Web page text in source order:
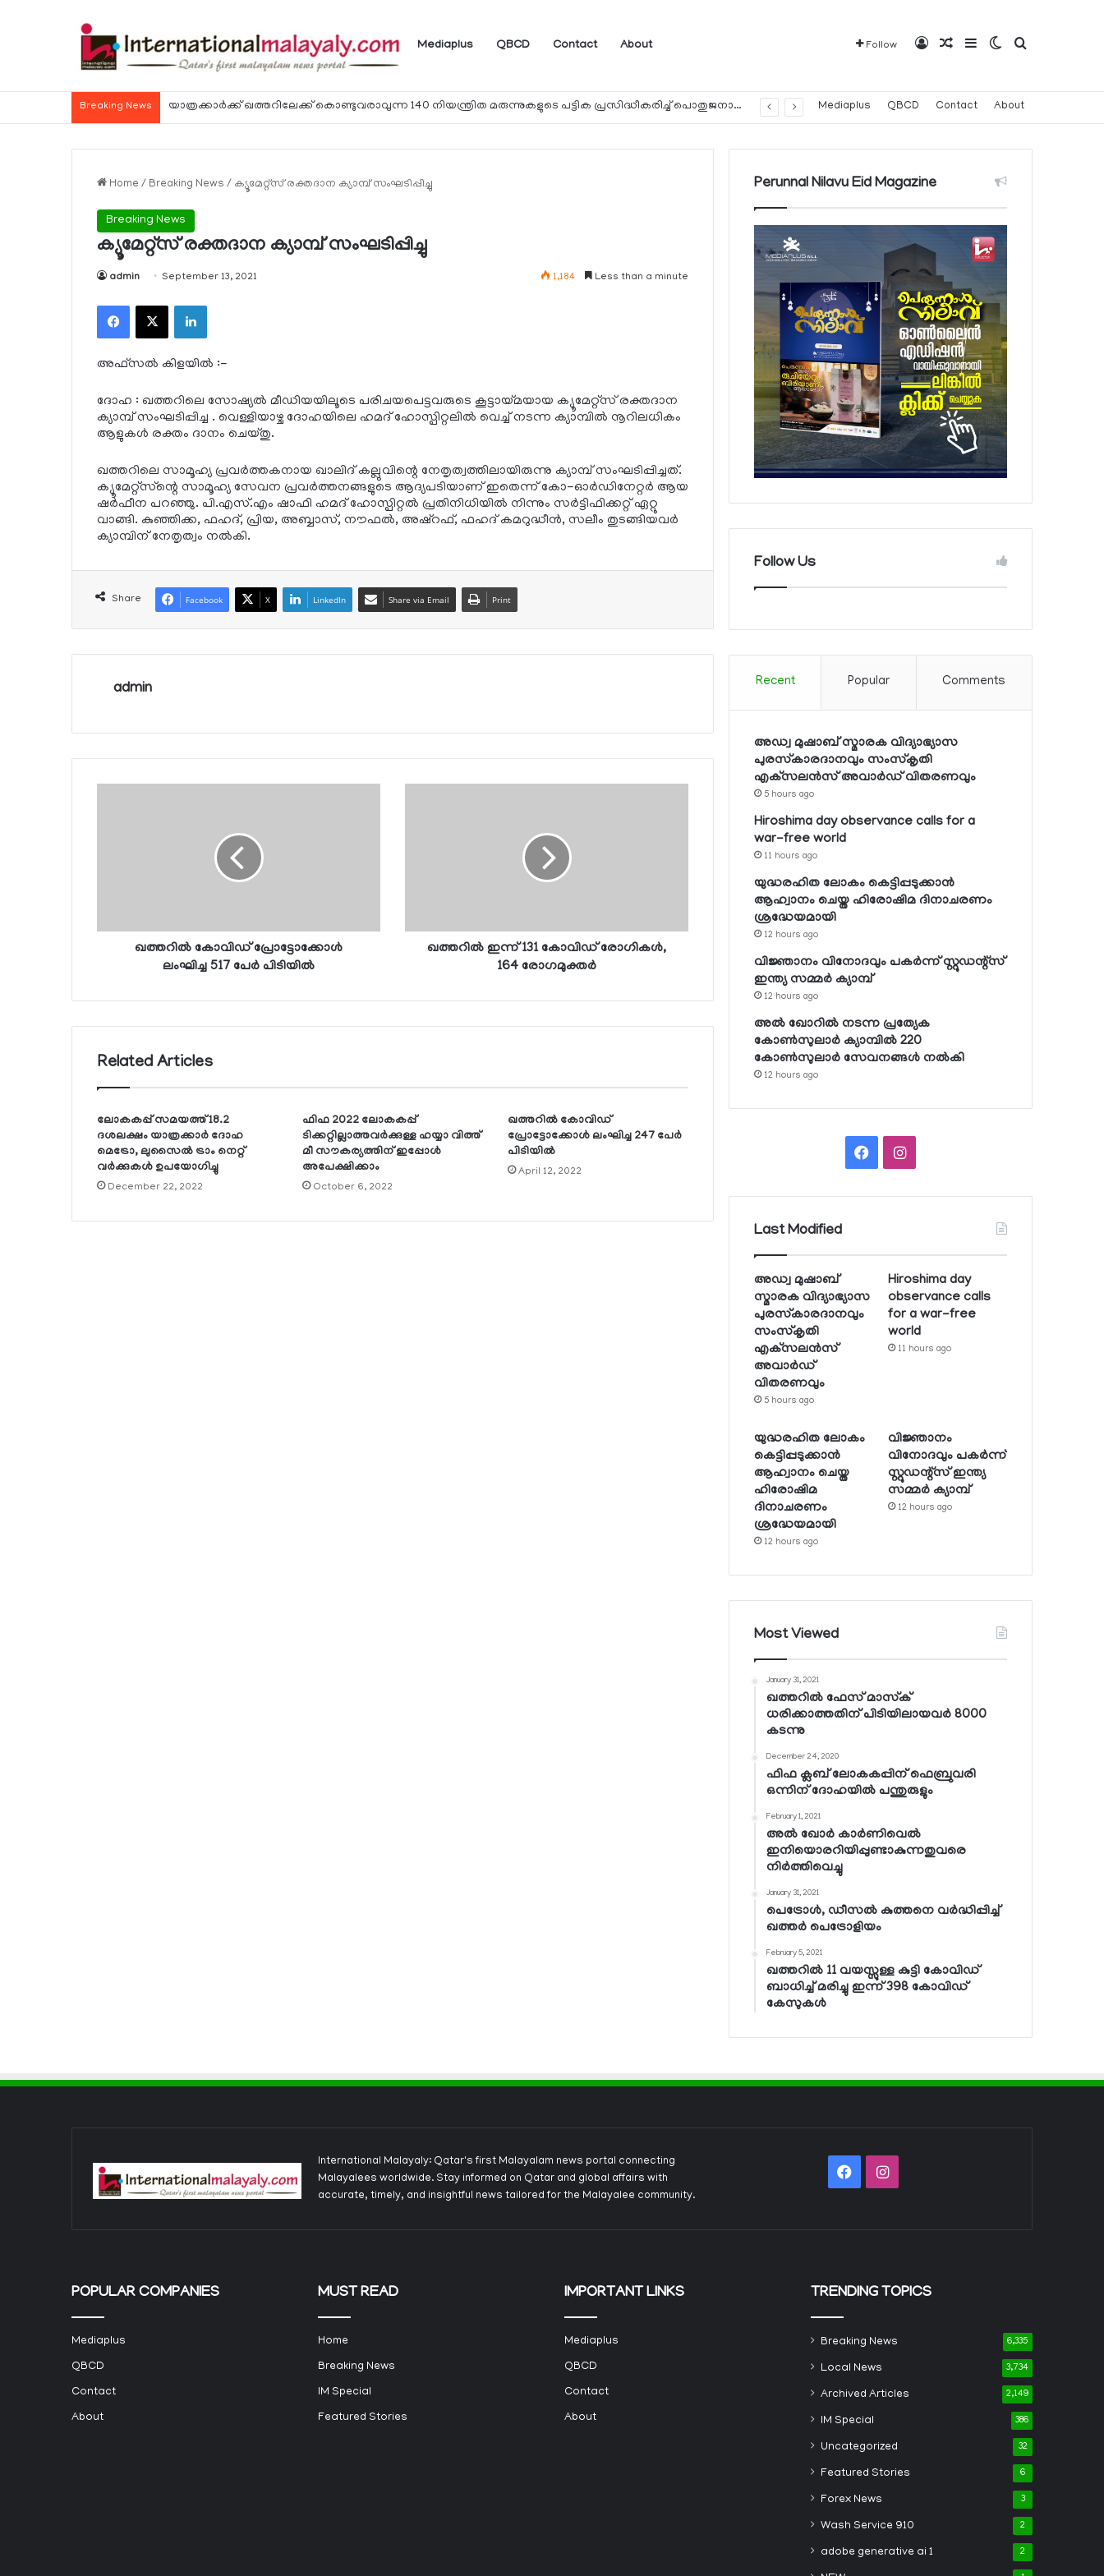
Mediaplus QBCD Contact About Follow Log InRandom Article
SidebarSwitch skin
Search for
Breaking News യാത്രക്കാര്‍ക്ക് ഖത്തറിലേക്ക് കൊണ്ടുവരാവുന്ന 140 നിയന്ത്രിത മരുന്നുകളുടെ പട്ടിക പ്രസിദ്ധീകരിച്ച് പൊതുജനാരോഗ്യ മന്ത്രാലയം Mediaplus QBCD Contact About
Home / Breaking News / ക്യൂമേറ്റ്‌സ് രക്തദാന ക്യാമ്പ് സംഘടിപ്പിച്ചു
Breaking News
ക്യൂമേറ്റ്‌സ് രക്തദാന ക്യാമ്പ് സംഘടിപ്പിച്ചു
admin September 13, 2021 1,184 Less than a minute
Facebook
X LinkedIn
അഫ്‌സല്‍ കിളയില്‍ :-
ദോഹ : ഖത്തറിലെ സോഷ്യല്‍ മീഡിയയിലൂടെ പരിചയപെട്ടവരുടെ കൂട്ടായ്മയായ ക്യൂമേറ്റ്‌സ് രക്തദാന
ക്യാമ്പ് സംഘടിപ്പിച്ച . വെള്ളിയാഴ്ച ദോഹയിലെ ഹമദ് ഹോസ്പിറ്റലില്‍ വെച്ച് നടന്ന ക്യാമ്പില്‍ നൂറിലധികം
ആളുകള്‍ രക്തം ദാനം ചെയ്തു.
ഖത്തറിലെ സാമൂഹ്യ പ്രവര്‍ത്തകനായ ഖാലിദ് കല്ലുവിന്റെ നേതൃത്വത്തിലായിരുന്നു ക്യാമ്പ് സംഘടിപ്പിച്ചത്.
ക്യൂമേറ്റ്‌സ്‌ന്റെ സാമൂഹ്യ സേവന പ്രവര്‍ത്തനങ്ങളുടെ ആദ്യപടിയാണ് ഇതെന്ന് കോ-ഓര്‍ഡിനേറ്റര്‍ ആയ
ഷര്‍ഫീന പറഞ്ഞു. പി.എസ്.എം ഷാഫി ഹമദ് ഹോസ്പിറ്റല്‍ പ്രതിനിധിയില്‍ നിന്നും സര്‍ട്ടിഫിക്കറ്റ് ഏറ്റു
വാങ്ങി. കുഞ്ഞിക്ക, ഫഹദ്, പ്രിയ, അബ്ബാസ്, നൗഫല്‍, അഷ്റഫ്, ഫഹദ് കമറുദ്ധീന്‍, സലീം തുടങ്ങിയവര്‍
ക്യാമ്പിന് നേതൃത്വം നല്‍കി.
Share Facebook X LinkedIn Share via Email Print
admin
ഖത്തറില്‍ കോവിഡ് പ്രോട്ടോക്കോള്‍
ലംഘിച്ച 517 പേര്‍ പിടിയില്‍
ഖത്തറില്‍ ഇന്ന് 131 കോവിഡ് രോഗികള്‍,
164 രോഗമുക്തര്‍
Related Articles
ലോകകപ്പ് സമയത്ത് 18.2
ദശലക്ഷം യാത്രക്കാര്‍ ദോഹ
മെട്രോ, ലുസൈല്‍ ട്രാം നെറ്റ്
വര്‍ക്കുകള്‍ ഉപയോഗിച്ചു
December 22, 2022
ഫിഫ 2022 ലോകകപ്പ്
ടിക്കറ്റില്ലാത്തവര്‍ക്കുള്ള ഹയ്യാ വിത്ത്
മീ സൗകര്യത്തിന് ഇപ്പോള്‍
അപേക്ഷിക്കാം
October 6, 2022
ഖത്തറില്‍ കോവിഡ്
പ്രോട്ടോക്കോള്‍ ലംഘിച്ച 247 പേര്‍
പിടിയില്‍
April 12, 2022
Perunnal Nilavu Eid Magazine
Follow Us
Recent Popular Comments
അഡ്വ മുഷാബ് സ്മാരക വിദ്യാഭ്യാസ
പുരസ്‌കാരദാനവും സംസ്‌കൃതി
എക്‌സലന്‍സ് അവാര്‍ഡ് വിതരണവും
5 hours ago
Hiroshima day observance calls for a
war-free world
11 hours ago
യുദ്ധരഹിത ലോകം കെട്ടിപ്പടുക്കാന്‍
ആഹ്വാനം ചെയ്ത ഹിരോഷിമ ദിനാചരണം
ശ്രദ്ധേയമായി
12 hours ago
വിജ്ഞാനം വിനോദവും പകര്‍ന്ന് സ്റ്റുഡന്റ്‌സ്
ഇന്ത്യ സമ്മര്‍ ക്യാമ്പ്
12 hours ago
അല്‍ ഖോറില്‍ നടന്ന പ്രത്യേക
കോണ്‍സുലാര്‍ ക്യാമ്പില്‍ 220
കോണ്‍സുലാര്‍ സേവനങ്ങള്‍ നല്‍കി
12 hours ago
FacebookInstagram
Last Modified
അഡ്വ മുഷാബ്
സ്മാരക വിദ്യാഭ്യാസ
പുരസ്‌കാരദാനവും
സംസ്‌കൃതി
എക്‌സലന്‍സ്
അവാര്‍ഡ്
വിതരണവും
5 hours ago
Hiroshima day
observance calls
for a war-free
world
11 hours ago
യുദ്ധരഹിത ലോകം
കെട്ടിപ്പടുക്കാന്‍
ആഹ്വാനം ചെയ്ത
ഹിരോഷിമ
ദിനാചരണം
ശ്രദ്ധേയമായി
12 hours ago
വിജ്ഞാനം
വിനോദവും പകര്‍ന്ന്
സ്റ്റുഡന്റ്‌സ് ഇന്ത്യ
സമ്മര്‍ ക്യാമ്പ്
12 hours ago
Most Viewed
January 31, 2021
ഖത്തറില്‍ ഫേസ് മാസ്‌ക്
ധരിക്കാത്തതിന് പിടിയിലായവര്‍ 8000
കടന്നു
December 24, 2020
ഫിഫ ക്ലബ് ലോകകപ്പിന് ഫെബ്രുവരി
ഒന്നിന് ദോഹയില്‍ പന്തുരുളും
February 1, 2021
അല്‍ ഖോര്‍ കാര്‍ണിവെല്‍
ഇനിയൊരറിയിപ്പുണ്ടാകുന്നതുവരെ
നിര്‍ത്തിവെച്ചു
January 31, 2021
പെട്രോള്‍, ഡീസല്‍ കുത്തനെ വര്‍ദ്ധിപ്പിച്ച്
ഖത്തര്‍ പെട്രോളിയം
February 5, 2021
ഖത്തറില്‍ 11 വയസ്സുള്ള കുട്ടി കോവിഡ്
ബാധിച്ച് മരിച്ചു ഇന്ന് 398 കോവിഡ്
കേസുകള്‍
International Malayaly: Qatar's first Malayalam news portal connecting
Malayalees worldwide. Stay informed on Qatar and global affairs with
accurate, timely, and insightful news tailored for the Malayalee community.
FacebookInstagram
POPULAR COMPANIES
Mediaplus
QBCD
Contact
About
MUST READ
Home
Breaking News
IM Special
Featured Stories
IMPORTANT LINKS
Mediaplus
QBCD
Contact
About
TRENDING TOPICS
Breaking News 6,335
Local News 3,734
Archived Articles 2,149
IM Special 386
Uncategorized 32
Featured Stories 6
Forex News 3
Wash Service 910 2
adobe generative ai 1 2